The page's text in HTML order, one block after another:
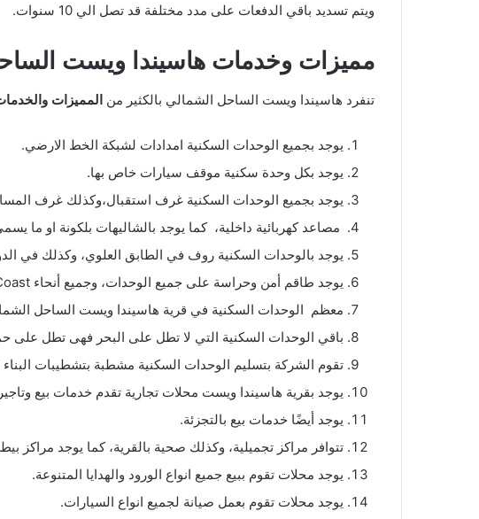
ويتم تسديد باقي الدفعات على مدد مختلفة قد تصل الي 10 سنوات.
مميزات وخدمات هاسيندا ويست
تنفرد هاسيندا ويست الساحل الشمالي بالكثير من المميزات
يوجد بجميع الوحدات السكنية امدادات لشبكة الخط الارضي.
يوجد بكل وحدة سكنية موقف سيارات خاص بها.
يوجد بجميع الوحدات السكنية غرف استقبال،وكذلك غرف
مصاعد كهربائية داخلية، كما يوجد بالشاليهات بلكونة او ما
يوجد بالوحدات السكنية روف في الطابق العلوي، وكذلك في
يوجد طاقم أمن وحراسة على جميع الوحدات، وجميع أنحاء Hacienda West North Coast يعمل طوال اليوم من أجل المزيد من الأمان.
معظم الوحدات السكنية في قرية هاسيندا ويست الساحل
باقي الوحدات السكنية التي لا تطل على البحر فهى تطل على
تقوم الشركة بتسليم الوحدات السكنية مشطبة بتشطيبات
يوجد بقرية هاسيندا ويست محلات تجارية تقدم خدمات بيع
يوجد أيضًا خدمات بيع بالتجزئة.
تتوافر مراكز تجميلية، وكذلك صحية بالقرية، كما يوجد مراكز
يوجد محلات تقوم ببيع جميع انواع الورود والهدايا المتنوعة.
يوجد محلات تقوم بعمل صيانة لجميع انواع السيارات.